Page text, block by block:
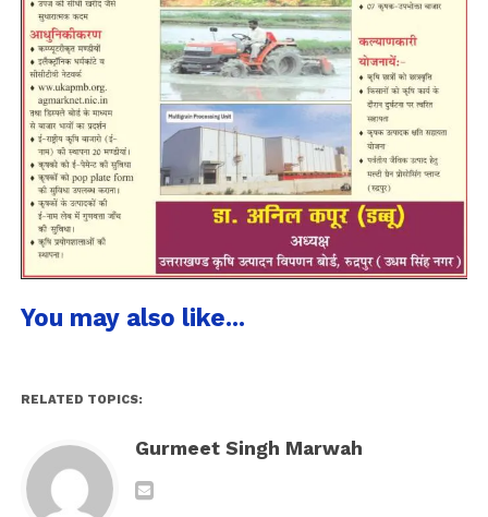
You may also like...
RELATED TOPICS:
Gurmeet Singh Marwah